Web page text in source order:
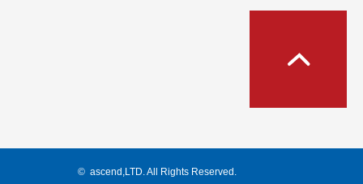
©  ascend,LTD. All Rights Reserved.